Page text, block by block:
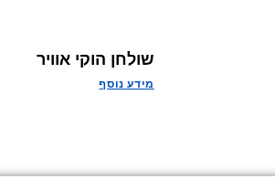
שולחן הוקי אוויר
מידע נוסף